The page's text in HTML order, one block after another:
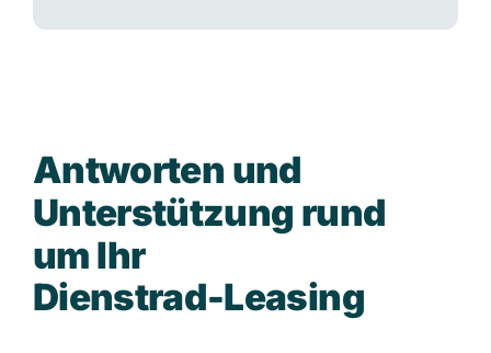
Antworten und
Unterstützung rund
um Ihr
Dienstrad-Leasing